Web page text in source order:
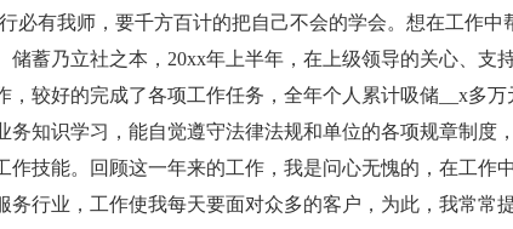
必有我师，要千方百计的把自己不会的学会。想在工作中
储蓄乃立社之本，20xx年上半年，在上级领导的关心、支
，较好的完成了各项工作任务，全年个人累计吸储__x多万
务知识学习，能自觉遵守法律法规和单位的各项规章制度
作技能。回顾这一年来的工作，我是问心无愧的，在工作
务行业，工作使我每天要面对众多的客户，为此，我常常